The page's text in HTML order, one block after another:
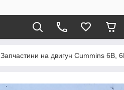
Запчастини на двигун Cummins 6B,